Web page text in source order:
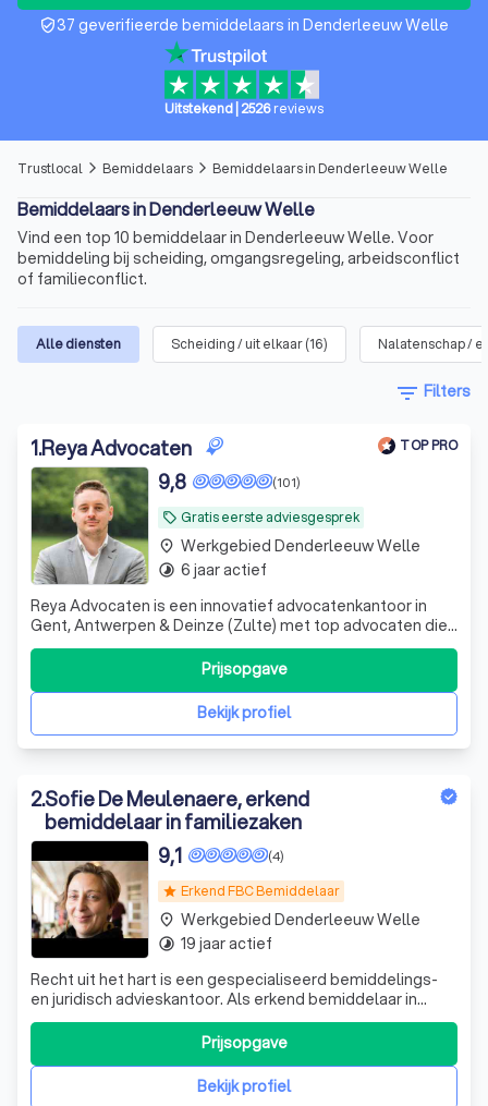
verified_user37 geverifieerde bemiddelaars in Denderleeuw Welle
Uitstekend 2526reviews
Trustlocal arrow_forward_ios Bemiddelaars arrow_forward_ios Bemiddelaars in Denderleeuw Welle
Bemiddelaars in Denderleeuw Welle
Vind een top 10 bemiddelaar in Denderleeuw Welle. Voor
bemiddeling bij scheiding, omgangsregeling, arbeidsconflict
of familieconflict.
Alle diensten Scheiding / uit elkaar(16) Nalatenschap /
filter_list Filters
1.Reya Advocaten TOP PRO
local_offer Gratis eerste adviesgesprek
(101)
9,8
Reya Advocaten is een innovatief advocatenkantoor in
Gent, Antwerpen & Deinze (Zulte) met top advocaten die
ondernemers en particulieren over heel Vlaanderen
bijstaat met hun vragen en problemen rond verkeersrecht,
vastgoedrecht en ondernemingsrecht in brede zin.
Bekijk profiel
Prijsopgave
place Werkgebied Denderleeuw Welle
timelapse 6 jaar actief
2.Sofie De Meulenaere, erkend
bemiddelaar in familiezaken
star Erkend FBC Bemiddelaar
(4)
9,1
Recht uit het hart is een gespecialiseerd bemiddelings-
en juridisch advieskantoor. Als erkend bemiddelaar in
familiezaken én als erkend bemiddelaar in burgerlijke en
handelszaken kan ik bemiddelen in diverse domeinen:
familiale bemiddeling, echtscheidingsbemiddeling,
ouderschapsbemiddeling, burge
Bekijk profiel
Prijsopgave
place Werkgebied Denderleeuw Welle
timelapse 19 jaar actief